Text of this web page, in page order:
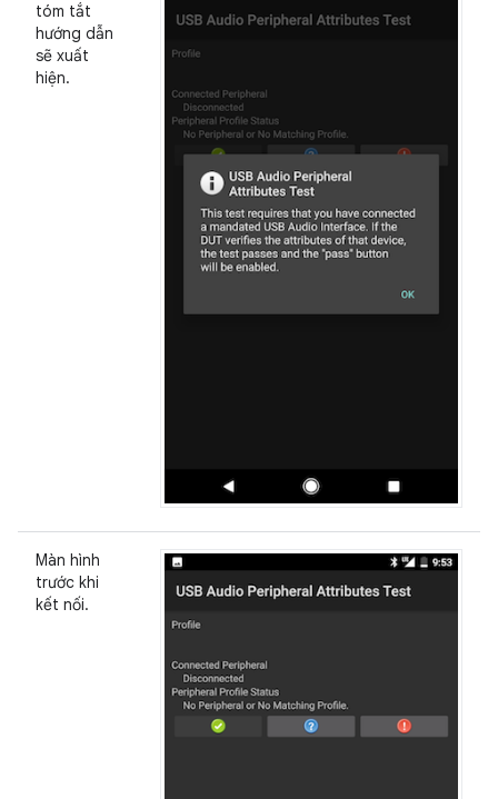
tóm tắt
hướng dẫn
sẽ xuất
hiện.
Màn hình
trước khi
kết nối.